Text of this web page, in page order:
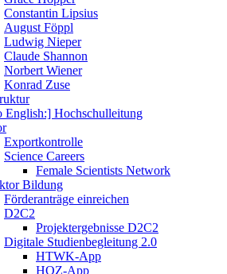
Constantin Lipsius
August Föppl
Ludwig Nieper
Claude Shannon
Norbert Wiener
Konrad Zuse
English:] Hochschulleitung
Exportkontrolle
Science Careers
Female Scientists Network
Bildung
Förderanträge einreichen
D2C2
Projektergebnisse D2C2
Digitale Studienbegleitung 2.0
HTWK-App
HOZ-App